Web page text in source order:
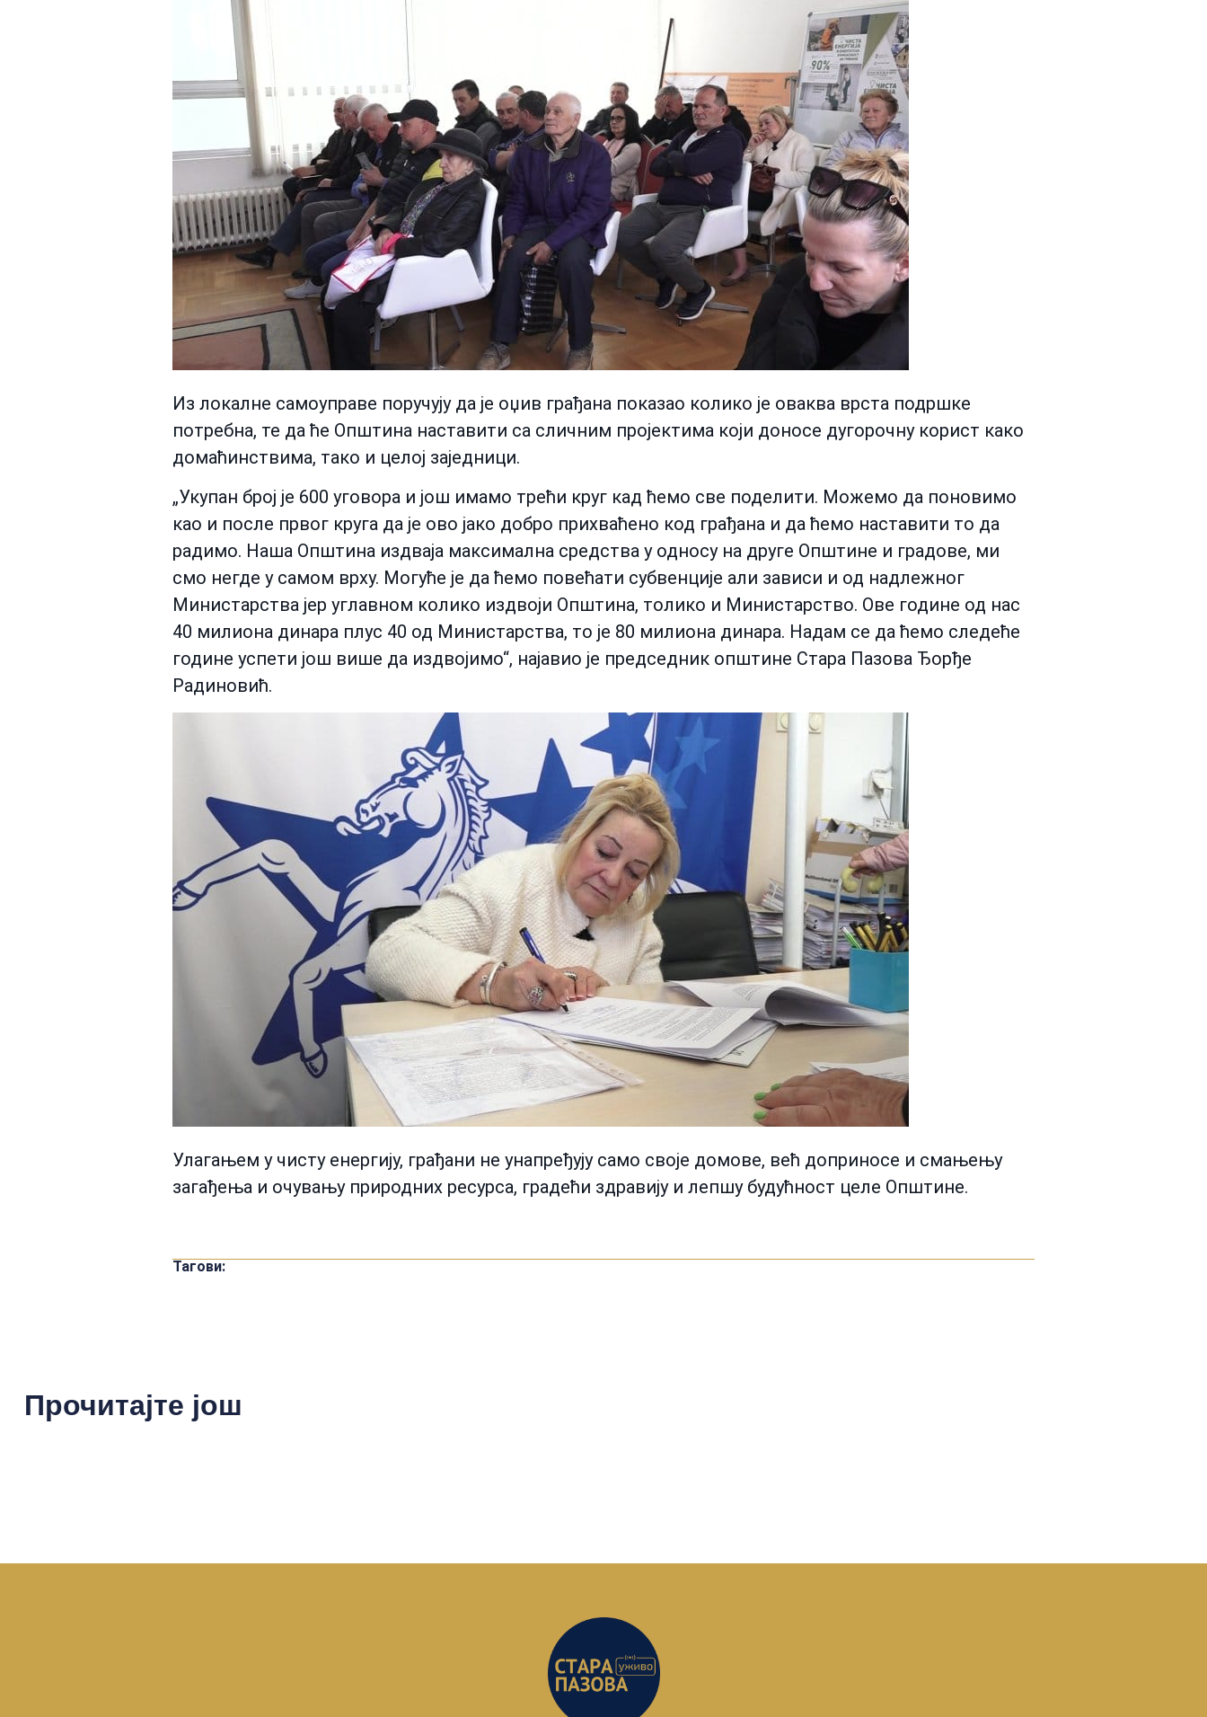
Из локалне самоуправе поручују да је оџив грађана показао колико је оваква врста подршке
потребна, те да ће Општина наставити са сличним пројектима који доносе дугорочну корист како
домаћинствима, тако и целој заједници.
„Укупан број је 600 уговора и још имамо трећи круг кад ћемо све поделити. Можемо да поновимо
као и после првог круга да је ово јако добро прихваћено код грађана и да ћемо наставити то да
радимо. Наша Општина издваја максимална средства у односу на друге Општине и градове, ми
смо негде у самом врху. Могуће је да ћемо повећати субвенције али зависи и од надлежног
Министарства јер углавном колико издвоји Општина, толико и Министарство. Ове године од нас
40 милиона динара плус 40 од Министарства, то је 80 милиона динара. Надам се да ћемо следеће
године успети још више да издвојимо“, најавио је председник општине Стара Пазова Ђорђе
Радиновић.
Улагањем у чисту енергију, грађани не унапређују само своје домове, већ доприносе и смањењу
загађења и очувању природних ресурса, градећи здравију и лепшу будућност целе Општине.
Тагови:
Прочитајте још